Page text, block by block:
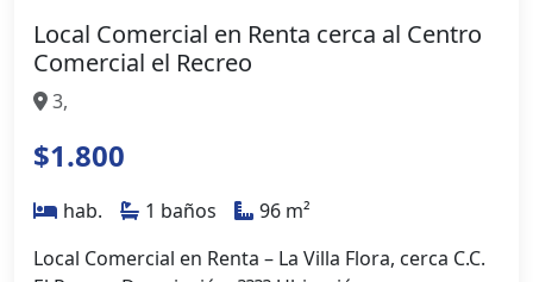
Local Comercial en Renta cerca al Centro
Comercial el Recreo
3,
$1.800
hab. 1 baños
96 m²
Local Comercial en Renta – La Villa Flora, cerca C.C.